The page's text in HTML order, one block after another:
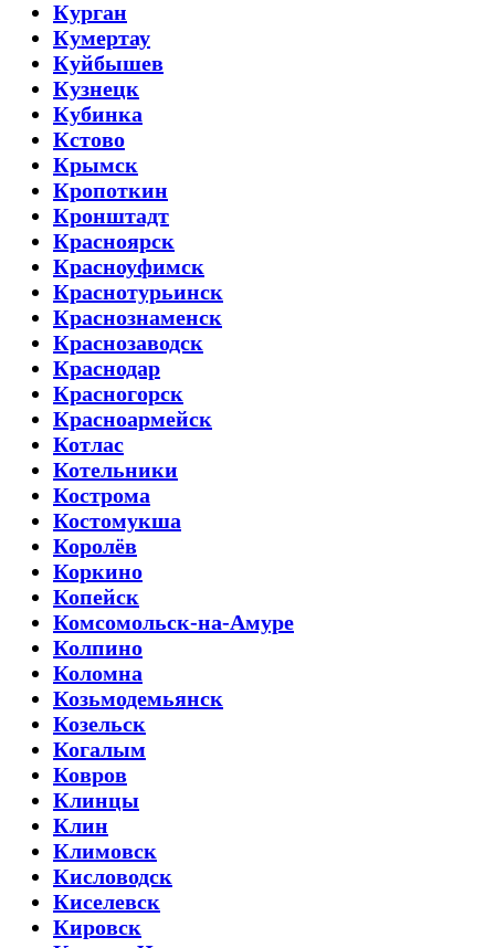
Курган
Кумертау
Куйбышев
Кузнецк
Кубинка
Кстово
Крымск
Кропоткин
Кронштадт
Красноярск
Красноуфимск
Краснотурьинск
Краснознаменск
Краснозаводск
Краснодар
Красногорск
Красноармейск
Котлас
Котельники
Кострома
Костомукша
Королёв
Коркино
Копейск
Комсомольск-на-Амуре
Колпино
Коломна
Козьмодемьянск
Козельск
Когалым
Ковров
Клинцы
Клин
Климовск
Кисловодск
Киселевск
Кировск